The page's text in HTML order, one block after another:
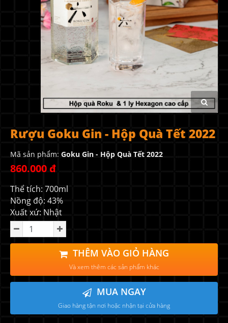
Rượu Goku Gin - Hộp Quà Tết 2022
Mã sản phẩm: Goku Gin - Hộp Quà Tết 2022
860.000 đ
Thể tích: 700ml
Nồng độ: 43%
Xuất xứ: Nhật
THÊM VÀO GIỎ HÀNG
Và xem thêm các sản phẩm khác
MUA NGAY
Giao hàng tận nơi hoặc nhận tại cửa hàng